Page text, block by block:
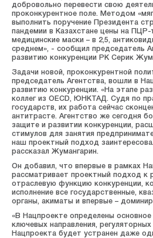
добровольно перевести свою
проконкурентное поле. Методом
выполнить поручение Президента
пандемии в Казахстане цены на ПЦР-
медицинские маски – в 2,5,
среднем», - сообщил председатель
развитию конкуренции РК Серик
Задачи новой, проконкурентной
председатель Агентства, вошли в
развитию конкуренции. «На этапе
коллег из ОЕСD, ЮНКТАД. Судя по
государств, их работа сейчас
антитрасте. Агентство же сегодня
защите и развитии конкуренции,
стимулов для занятия
наш проектный подход
рассказал Жумангарин.
Он добавил, что впервые в рамках
рассматривает проектный подход к
отраслевую функцию конкуренции,
исполнение все государственные,
органы, акиматы и впервые –
«В Нацпроекте определены
ключевых направления,
Нацпроекта будет устранен даже